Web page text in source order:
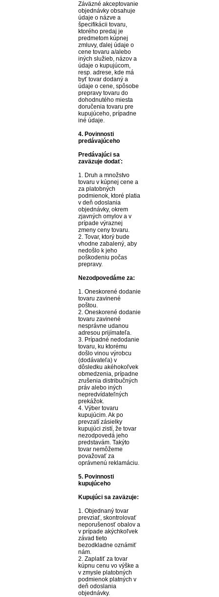
Záväzné akceptovanie
objednávky obsahuje
údaje o názve a
špecifikácii tovaru,
ktorého predaj je
predmetom kúpnej
zmluvy, ďalej údaje o
cene tovaru a/alebo
iných služieb, názov a
údaje o kupujúcom,
resp. adrese, kde má
byť tovar dodaný a
údaje o cene, spôsobe
prepravy tovaru do
dohodnutého miesta
doručenia tovaru pre
kupujúceho, prípadne
iné údaje.
4. Povinnosti
predávajúceho
Predávajúci sa
zaväzuje dodať:
1. Druh a množstvo
tovaru v kúpnej cene a
za platobných
podmienok, ktoré platia
v deň odoslania
objednávky, okrem
zjavných omylov a v
prípade výraznej
zmeny ceny tovaru.
2. Tovar, ktorý bude
vhodne zabalený, aby
nedošlo k jeho
poškodeniu počas
prepravy.
Nezodpovedáme za:
1. Oneskorené dodanie
tovaru zavinené
poštou.
2. Oneskorené dodanie
tovaru zavinené
nesprávne udanou
adresou prijímateľa.
3. Prípadné nedodanie
tovaru, ku ktorému
došlo vinou výrobcu
(dodávateľa) v
dôsledku akéhokoľvek
obmedzenia, prípadne
zrušenia distribučných
práv alebo iných
nepredvídateľných
prekážok.
4. Výber tovaru
kupujúcim. Ak po
prevzatí zásielky
kupujúci zistí, že tovar
nezodpovedá jeho
predstavám. Takýto
tovar nemôžeme
považovať za
oprávnenú reklamáciu.
5. Povinnosti
kupujúceho
Kupujúci sa zaväzuje:
1. Objednaný tovar
prevziať, skontrolovať
neporušenosť obalov a
v prípade akýchkoľvek
závad tieto
bezodkladne oznámiť
nám.
2. Zaplatiť za tovar
kúpnu cenu vo výške a
v zmysle platobných
podmienok platných v
deň odoslania
objednávky.